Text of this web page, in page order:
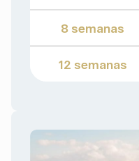
8 semanas
12 semanas